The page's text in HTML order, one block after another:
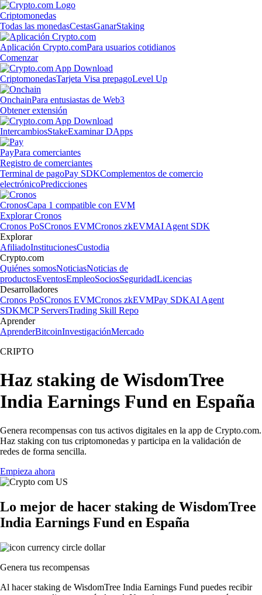
Criptomonedas
Todas las monedasCestasGanarStaking
Aplicación Crypto.comPara usuarios cotidianos
Comenzar
CriptomonedasTarjeta Visa prepagoLevel Up
OnchainPara entusiastas de Web3
Obtener extensión
IntercambiosStakeExaminar DApps
PayPara comerciantes
Registro de comerciantes
Terminal de pagoPay SDKComplementos de comercio
electrónicoPredicciones
CronosCapa 1 compatible con EVM
Explorar Cronos
Cronos PoSCronos EVMCronos zkEVMAI Agent SDK
Explorar
AfiliadoInstitucionesCustodia
Crypto.com
Quiénes somosNoticiasNoticias de
productosEventosEmpleoSociosSeguridadLicencias
Desarrolladores
Cronos PoSCronos EVMCronos zkEVMPay SDKAI Agent
SDKMCP ServersTrading Skill Repo
Aprender
AprenderBitcoinInvestigaciónMercado
CRIPTO
Haz staking de WisdomTree
India Earnings Fund en España
Genera recompensas con tus activos digitales en la app de Crypto.com.
Haz staking con tus criptomonedas y participa en la validación de
redes de forma sencilla.
Empieza ahora
Lo mejor de hacer staking de WisdomTree
India Earnings Fund en España
Genera tus recompensas
Al hacer staking de WisdomTree India Earnings Fund puedes recibir